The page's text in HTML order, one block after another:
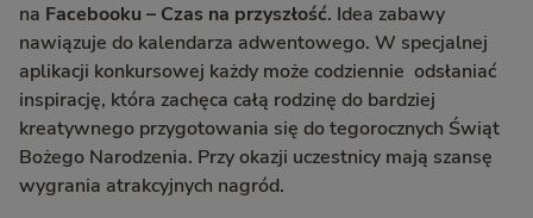
na Facebooku – Czas na przyszłość. Idea zabawy
nawiązuje do kalendarza adwentowego. W specjalnej
aplikacji konkursowej każdy może codziennie odsłaniać
inspirację, która zachęca całą rodzinę do bardziej
kreatywnego przygotowania się do tegorocznych Świąt
Bożego Narodzenia. Przy okazji uczestnicy mają szansę
wygrania atrakcyjnych nagród.